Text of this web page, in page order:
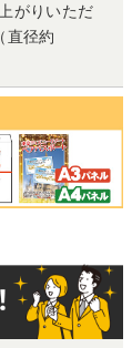
がりいただ
直径約